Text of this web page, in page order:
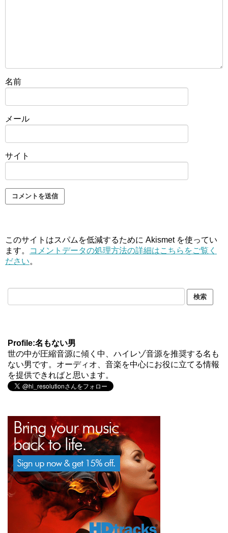
名前
メール
サイト
このサイトはスパムを低減するために Akismet を使ってい
ます。
コメントデータの処理方法の詳細はこちらをご覧く
ださい。
Profile:名もない男
世の中が圧縮音源に傾く中、ハイレゾ音源を推奨する名も
ない男です。オーディオ、音楽を中心にお役に立てる情報
を提供できればと思います。